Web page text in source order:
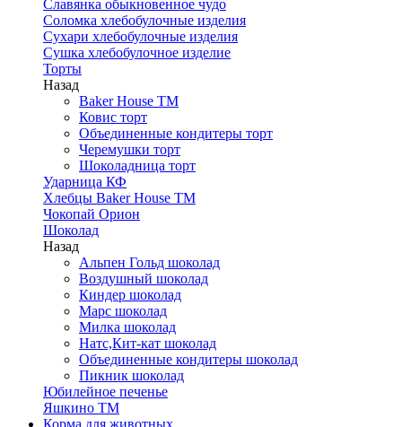
Славянка обыкновенное чудо
Соломка хлебобулочные изделия
Сухари хлебобулочные изделия
Сушка хлебобулочное изделие
Торты
Назад
Baker House ТМ
Ковис торт
Объединенные кондитеры торт
Черемушки торт
Шоколадница торт
Ударница КФ
Хлебцы Baker House ТМ
Чокопай Орион
Шоколад
Назад
Альпен Гольд шоколад
Воздушный шоколад
Киндер шоколад
Марс шоколад
Милка шоколад
Натс,Кит-кат шоколад
Объединенные кондитеры шоколад
Пикник шоколад
Юбилейное печенье
Яшкино ТМ
Корма для животных